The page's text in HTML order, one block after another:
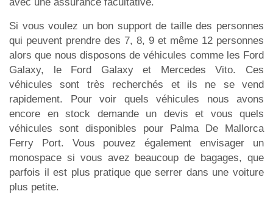
Si vous voulez un bon support de taille des personnes
qui peuvent prendre des 7, 8, 9 et même 12 personnes
alors que nous disposons de véhicules comme les Ford
Galaxy, le Ford Galaxy et Mercedes Vito. Ces
véhicules sont très recherchés et ils ne se vend
rapidement. Pour voir quels véhicules nous avons
encore en stock demande un devis et vous quels
véhicules sont disponibles pour Palma De Mallorca
Ferry Port. Vous pouvez également envisager un
monospace si vous avez beaucoup de bagages, que
parfois il est plus pratique que serrer dans une voiture
plus petite.